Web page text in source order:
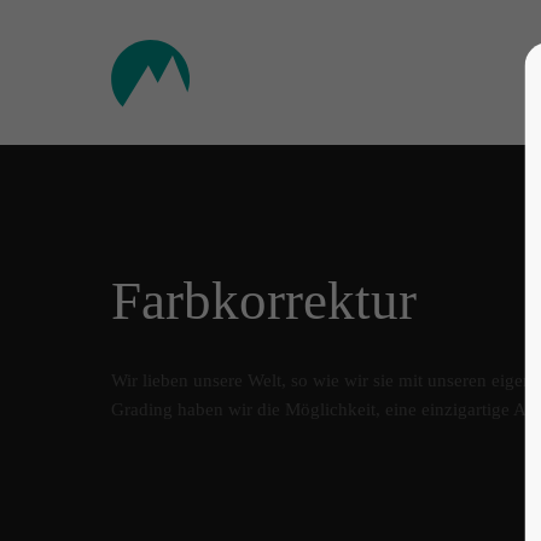
Farbkorrektur
Wir lieben unsere Welt, so wie wir sie mit unseren
Grading haben wir die Möglichkeit, eine einzigartige